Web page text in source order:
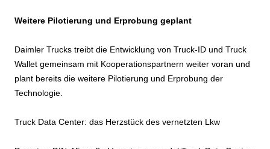
Weitere Pilotierung und Erprobung geplant
Daimler Trucks treibt die Entwicklung von Truck-ID und Truck
Wallet gemeinsam mit Kooperationspartnern weiter voran und
plant bereits die weitere Pilotierung und Erprobung der
Technologie.
Truck Data Center: das Herzstück des vernetzten Lkw